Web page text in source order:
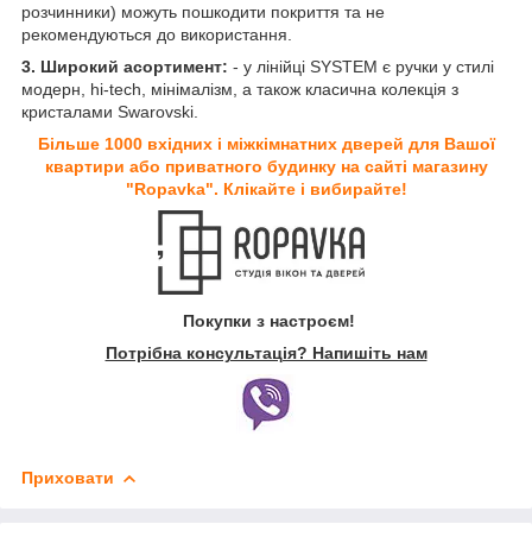
розчинники) можуть пошкодити покриття та не
рекомендуються до використання.
3. Широкий асортимент: - у лінійці SYSTEM є ручки у стилі
модерн, hi-tech, мінімалізм, а також класична колекція з
кристалами Swarovski.
Більше 1000 вхідних і міжкімнатних дверей для Вашої
квартири або приватного будинку на сайті магазину
"Ropavka". Клікайте і вибирайте!
Покупки з настроєм!
Потрібна консультація? Напишіть нам
Приховати